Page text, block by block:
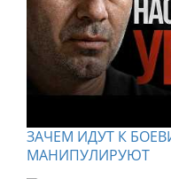
ЗАЧЕМ ИДУТ К
МАНИПУЛИРУЮТ